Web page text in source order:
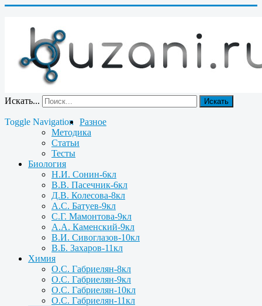
Искать... Искать
Toggle Navigation
Разное
Методика
Статьи
Тесты
Биология
Н.И. Сонин-6кл
В.В. Пасечник-6кл
Д.В. Колесова-8кл
А.С. Батуев-9кл
С.Г. Мамонтова-9кл
А.А. Каменский-9кл
В.И. Сивоглазов-10кл
В.Б. Захаров-11кл
Химия
О.С. Габриелян-8кл
О.С. Габриелян-9кл
О.С. Габриелян-10кл
О.С. Габриелян-11кл